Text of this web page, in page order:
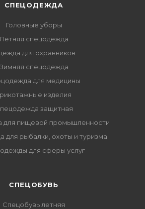
СПЕЦОДЕЖДА
Головные уборы
Летняя спецодежда
для охранников
Зимняя спецодежда
для медицины
изделия
защитная
для пищевой промышленности
для рыбалки, охоты и туризма
для сферы услуг
CПЕЦОБУВЬ
Спецобувь летняя